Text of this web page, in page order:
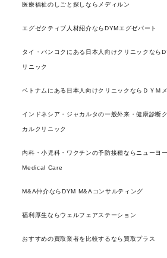
医療福祉のしごと探しならメディルン
エグゼクティブ人材紹介ならDYMエグゼパート
タイ・バンコクにある日本人向けクリニックなら
リニック
ベトナムにある日本人向けクリニックならＤＹＭ
インドネシア・ジャカルタの一般外来・健康診断
カルクリニック
内科・小児科・ワクチンの予防接種ならニューヨ
Medical Care
M&A仲介ならDYM M&Aコンサルティング
福利厚生ならウェルフェアステーション
おすすめの買取業者を比較するなら買取プラス